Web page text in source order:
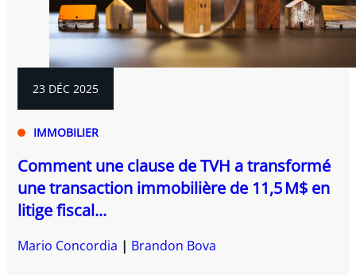
23 DÉC 2025
IMMOBILIER
Comment une clause de TVH a transformé
une transaction immobilière de 11,5 M$ en
litige fiscal...
Mario Concordia Brandon Bova